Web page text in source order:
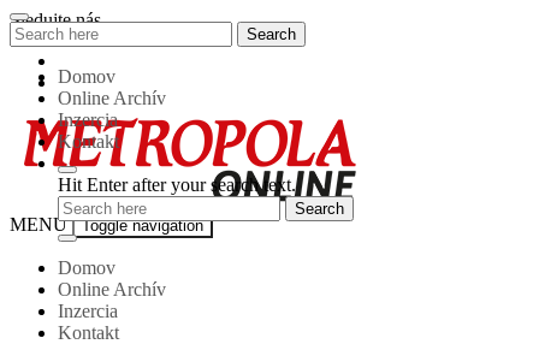
Skip
to
content
Sledujte nás
Metropola-
MENU Toggle navigation
Domov
Online Archív
Inzercia
Kontakt
Search
for:
Search
Domov
Online Archív
Inzercia
Kontakt
Hit Enter after your search text.